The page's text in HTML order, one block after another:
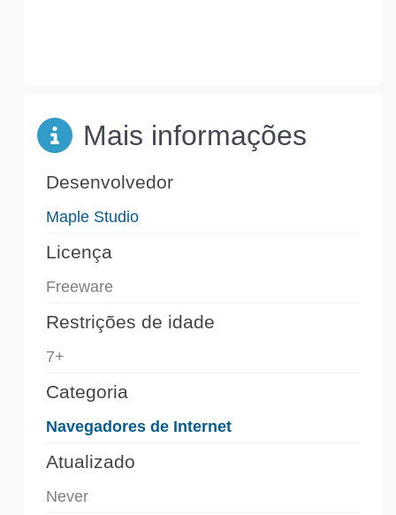
Mais informações
Desenvolvedor
Maple Studio
Licença
Freeware
Restrições de idade
7+
Categoria
Navegadores de Internet
Atualizado
Never